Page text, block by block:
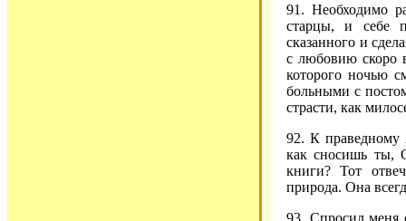
91. Необходимо
старцы, и себе
сказанного и
с любовию скоро
которого ночью
больными с
страсти, как
92. К праведному
как сносишь ты,
книги? Тот
природа. Она
93. Спросил меня